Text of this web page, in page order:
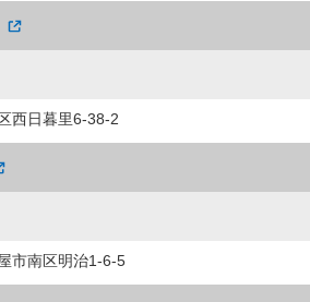
西日暮里6-38-2
市南区明治1-6-5